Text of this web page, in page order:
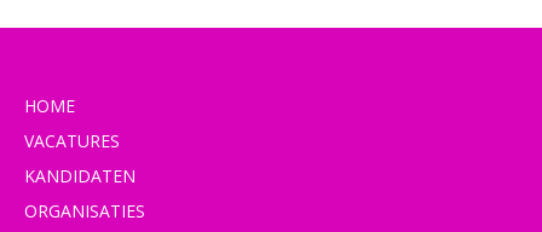
HOME
VACATURES
KANDIDATEN
ORGANISATIES